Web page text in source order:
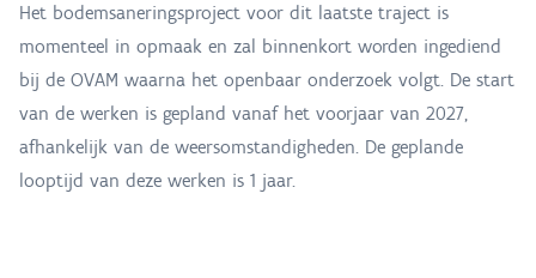
Het bodemsaneringsproject voor dit laatste traject is
momenteel in opmaak en zal binnenkort worden ingediend
bij de OVAM waarna het openbaar onderzoek volgt. De start
van de werken is gepland vanaf het voorjaar van 2027,
afhankelijk van de weersomstandigheden. De geplande
looptijd van deze werken is 1 jaar.